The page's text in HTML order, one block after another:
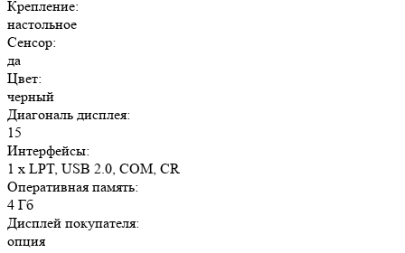
Крепление:
настольное
Сенсор:
да
Цвет:
черный
Диагональ дисплея:
15
Интерфейсы:
1 x LPT, USB 2.0, COM, CR
Оперативная память:
4 Гб
Дисплей покупателя:
опция